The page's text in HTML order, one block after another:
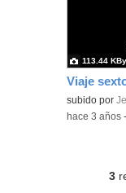
Viaje
subido por
113.44
-hace 3 años
3